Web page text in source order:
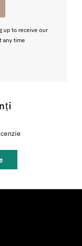
up to receive our
any time